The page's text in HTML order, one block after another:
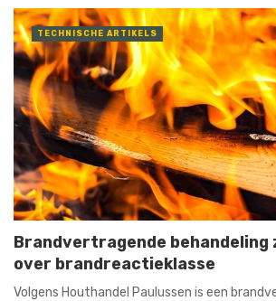
TECHNISCHE ARTIKELS
Brandvertragende behandeling
over brandreactieklasse
Volgens Houthandel Paulussen is een